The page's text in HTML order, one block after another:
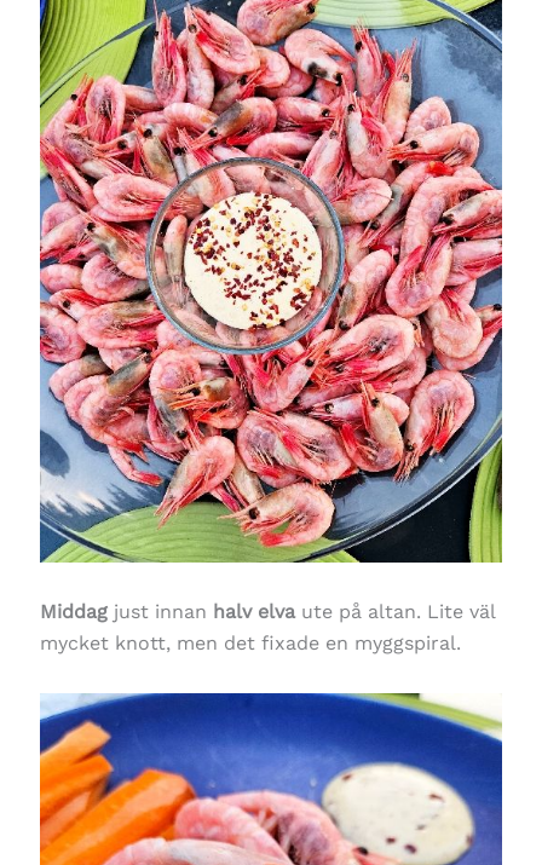
Middagjust innan halv elvaute på altan. Lite väl
mycket knott, men det fixade en myggspiral.